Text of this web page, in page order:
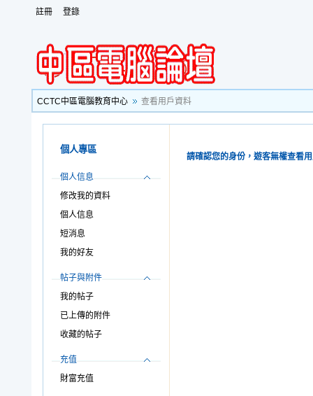
註冊 登錄
CCTC中區電腦教育中心 查看用戶資料
個人專區
個人信息
修改我的資料
個人信息
短消息
我的好友
帖子與附件
我的帖子
已上傳的附件
收藏的帖子
充值
財富充值
請確認您的身份，遊客無權查看